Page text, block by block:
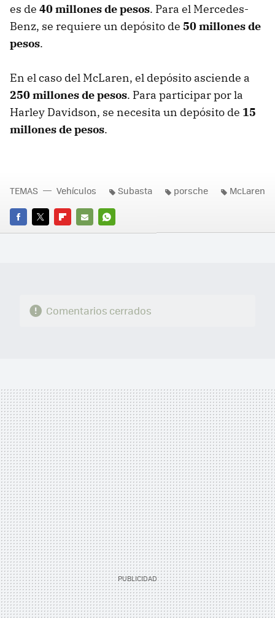
es de 40 millones de pesos. Para el Mercedes-
Benz, se requiere un depósito de 50 millones de
pesos.
En el caso del McLaren, el depósito asciende a
250 millones de pesos. Para participar por la
Harley Davidson, se necesita un depósito de 15
millones de pesos.
FACEBOOK
TWITTERFLIPBOARD
E-
WHATSAPP
TEMAS Vehículos Subasta porsche McLaren
Comentarios cerrados